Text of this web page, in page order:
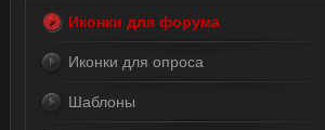
Иконки для форума
Иконки для опроса
Шаблоны